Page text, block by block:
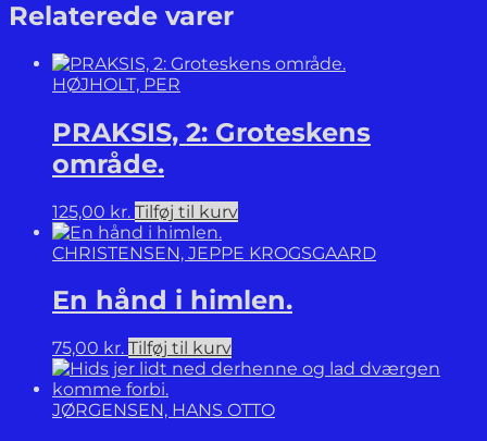
Relaterede varer
HØJHOLT, PER
PRAKSIS, 2: Groteskens
område.
125,00 kr. Tilføj til kurv
CHRISTENSEN, JEPPE KROGSGAARD
En hånd i himlen.
75,00 kr. Tilføj til kurv
JØRGENSEN, HANS OTTO